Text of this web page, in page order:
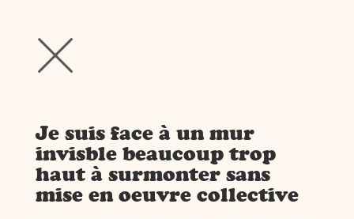
Je suis face à un mur
invisble beaucoup trop
haut à surmonter sans
mise en oeuvre collective